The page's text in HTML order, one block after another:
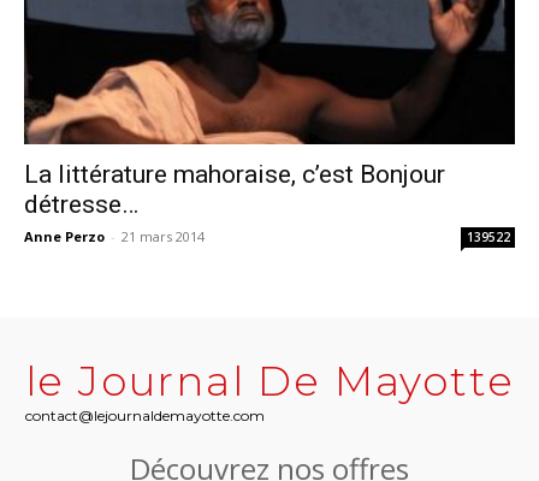
La littérature mahoraise, c’est Bonjour
détresse…
Anne Perzo - 21 mars 2014 139522
le Journal De Mayotte
contact@lejournaldemayotte.com
Découvrez nos offres